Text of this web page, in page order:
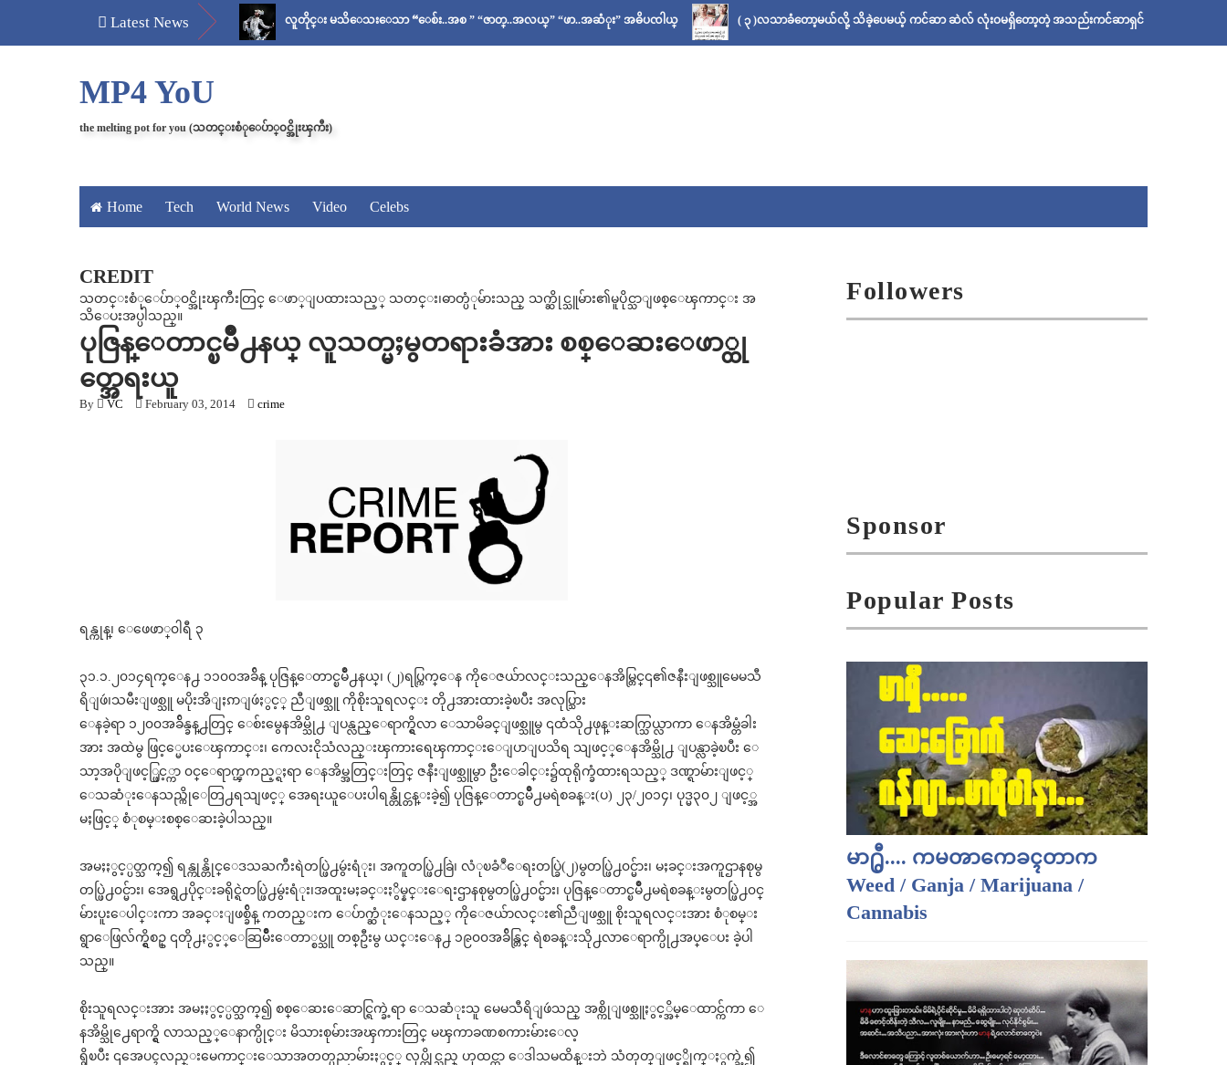
Latest News
မန်ကျည်းချဉ် သိပ်နည်း လူတိုင္း မသိေသးေသာ “ေစ်း..အစ ” “ဇာတ္..အလယ္” “ဖာ..အဆံုး” အဓိပၸါယ္ ( ၃ )လသာခံတော့မယ်လို့ သိခဲ့ပေမယ့် ကင်ဆာ ဆဲလ် လုံးဝမရှိတော့တဲ့ အသည်းကင်ဆာရှင် ဦးစိုးသန်းရဲ့ ဆေးနည်း
MP4 YoU
the melting pot for you (သတင္းစံုေပ်ာ္၀င္အိုးၾကီး)
Home Tech World News Video Celebs
CREDIT
သတင္းစံုေပ်ာ္၀င္အိုးၾကီးတြင္ ေဖာ္ျပထားသည့္ သတင္း၊ဓာတ္ပံုမ်ားသည္ သက္ဆိုင္သူမ်ား၏မူပိုင္သာျဖစ္ေၾကာင္း အ
သိေပးအပ္ပါသည္။
ပုဇြန္ေတာင္ၿမိဳ႕နယ္ လူသတ္မႈမွတရားခံအား စစ္ေဆးေဖာ္ထု
တ္အေရးယူ
By VC February 03, 2014 crime
ရန္ကုန္၊ ေဖေဖာ္၀ါရီ ၃
၃၁.၁.၂၀၁၄ရက္ေန႕ ၁၁၀၀အခ်ိန္ ပုဇြန္ေတာင္ၿမိဳ႕နယ္၊ (၂)ရပ္ကြက္ေန ကိုေဇယ်ာလင္းသည္ေနအိမ္တြင္၎၏ဇနီးျဖစ္သူမေမသီ
ရိျဖဴ၊သမီးျဖစ္သူ မပိုးအိျႏၵာျဖဴႏွင့္ ညီျဖစ္သူ ကိုစိုးသူရလင္း တို႕အားထားခဲ့ၿပီး အလုပ္သြား
ေနခဲ့ရာ ၁၂၀၀အခ်ိန္ခန္႕တြင္ ေစ်းမွေနအိမ္သို႕ ျပန္လည္ေရာက္ရွိလာ ေသာမိခင္ျဖစ္သူမွ ၎ထံသို႕ဖုန္းဆက္သြယ္လာကာ ေနအိမ္တံခါး
အား အထဲမွ ဖြင့္မေပးေၾကာင္း၊ ကေလးငိုသံလည္းၾကားရေၾကာင္းေျပာျပသိရ သျဖင့္ေနအိမ္သို႕ ျပန္လာခဲ့ၿပီး ေ
သာ့အပိုျဖင့္ဖြင့္ကာ ၀င္ေရာက္ၾကည့္ရႈရာ ေနအိမ္အတြင္းတြင္ ဇနီးျဖစ္သူမွာ ဦးေခါင္း၌ထုရိုက္ခံထားရသည့္ ဒဏ္ရာမ်ားျဖင့္
ေသဆံုးေနသည္ကိုေတြ႕ရသျဖင့္ အေရးယူေပးပါရန္တိုင္တန္းခဲ့၍ ပုဇြန္ေတာင္ၿမိဳ႕မရဲစခန္း(ပ) ၂၃/၂၀၁၄၊ ပုဒ္မ၃၀၂ ျဖင့္အ
မႈဖြင့္ စံုစမ္းစစ္ေဆးခဲ့ပါသည္။
အမႈႏွင့္ပတ္သက္၍ ရန္ကုန္တိုင္ေဒသႀကီးရဲတပ္ဖြဲ႕မွဴးရံုး၊ အကူတပ္ဖြဲ႕ခြဲ၊ လံုၿခံဳေရးတပ္ခြဲ(၂)မွတပ္ဖြဲ႕၀င္မ်ား၊ မႈခင္းအကူဌာနစုမွ
တပ္ဖြဲ႕၀င္မ်ား၊ အေရွ႕ပိုင္းခရိုင္ရဲတပ္ဖြဲ႕မွဴးရံုး၊အထူးမႈခင္းႏွိမ္နင္းေရးဌာနစုမွတပ္ဖြဲ႕၀င္မ်ား၊ ပုဇြန္ေတာင္ၿမိဳ႕မရဲစခန္းမွတပ္ဖြဲ႕၀င္
မ်ားပူးေပါင္းကာ အခင္းျဖစ္ခ်ိန္ ကတည္းက ေပ်ာက္ဆံုးေနသည့္ ကိုေဇယ်ာလင္း၏ညီျဖစ္သူ စိုးသူရလင္းအား စံုစမ္း
ရွာေဖြလ်က္ရွိစဥ္ ၎တို႕ႏွင့္ေဆြမ်ိဳးေတာ္စပ္သူ တစ္ဦးမွ ယင္းေန႕ ၁၉၀၀အခ်ိန္တြင္ ရဲစခန္းသို႕လာေရာက္ပို႕အပ္ေပး ခဲ့ပါ
သည္။
စိုးသူရလင္းအား အမႈႏွင့္ပတ္သက္၍ စစ္ေဆးေဆာင္ရြက္ခဲ့ရာ ေသဆံုးသူ မေမသီရိျဖဴသည္ အစ္ကိုျဖစ္သူႏွင့္အိမ္ေထာင္က်ကာ ေ
နအိမ္သို႕ေရာက္ရွိ လာသည့္ေနာက္ပိုင္း မိသားစုမ်ားအၾကားတြင္ မၾကာခဏစကားမ်ားေလ့
ရွိၿပီး ၎အေပၚလည္းမေကာင္းေသာအတတ္ပညာမ်ားႏွင့္ လုပ္ကိုင္သည္ ဟုထင္ကာ ေဒါသမထိန္းဘဲ သံတုတ္ျဖင့္ရိုက္ႏွက္ခဲ့၍
Followers
Sponsor
Popular Posts
မာ႐ွီ.... ကမၻာကေခၚတာက
Weed / Ganja / Marijuana /
Cannabis